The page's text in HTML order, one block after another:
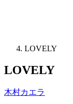
LOVELY
LOVELY
木村カエラ